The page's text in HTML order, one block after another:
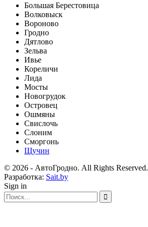
Большая Берестовица
Волковыск
Вороново
Гродно
Дятлово
Зельва
Ивье
Кореличи
Лида
Мосты
Новогрудок
Островец
Ошмяны
Свислочь
Слоним
Сморгонь
Щучин
© 2026 - АвтоГродно. All Rights Reserved.
Разработка: Sait.by
Sign in